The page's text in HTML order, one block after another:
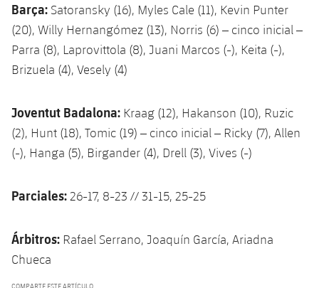
Barça: Satoransky (16), Myles Cale (11), Kevin Punter
(20), Willy Hernangómez (13), Norris (6) – cinco inicial –
Parra (8), Laprovittola (8), Juani Marcos (-), Keita (-),
Brizuela (4), Vesely (4)
Joventut Badalona: Kraag (12), Hakanson (10), Ruzic
(2), Hunt (18), Tomic (19) – cinco inicial – Ricky (7), Allen
(-), Hanga (5), Birgander (4), Drell (3), Vives (-)
Parciales: 26-17, 8-23 // 31-15, 25-25
Árbitros: Rafael Serrano, Joaquín García, Ariadna
Chueca
COMPARTE ESTE ARTÍCULO